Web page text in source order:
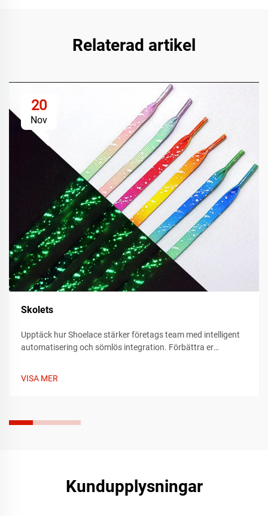
Relaterad artikel
20
Nov
Skolets
Upptäck hur Shoelace stärker företags team med intelligent
automatisering och sömlös integration. Förbättra er
VISA MER
Kundupplysningar